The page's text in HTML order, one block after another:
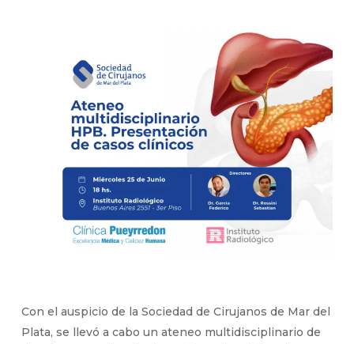
Con el auspicio de la Sociedad de Cirujanos de Mar del
Plata, se llevó a cabo un ateneo multidisciplinario de